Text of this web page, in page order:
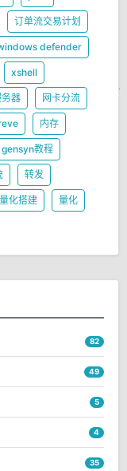
订单流交易计划
defender
xshell
器 网卡分流
内存
gensyn教程
转发
量化搭建 量化
82
49
5
4
35